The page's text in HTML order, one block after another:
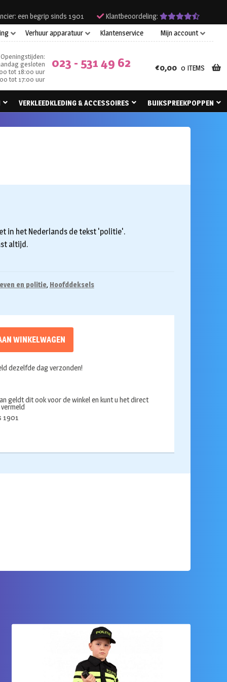
een begrip sinds 1901
Klantbeoordeling:
Verhuur apparatuur Klantenservice Mijn account
Openingstijden:
gesloten
tot 18:00 uur
tot 17:00 uur
023 - 531 49 62 €0,00 0 ITEMS
VERKLEEDKLEDING & ACCESSOIRES
BUIKSPREEKPOPPEN
in het Nederlands de tekst 'politie'.
altijd.
en politie, Hoofddeksels
WINKELWAGEN
dezelfde dag verzonden!
geldt dit ook voor de winkel en kunt u het direct
1901